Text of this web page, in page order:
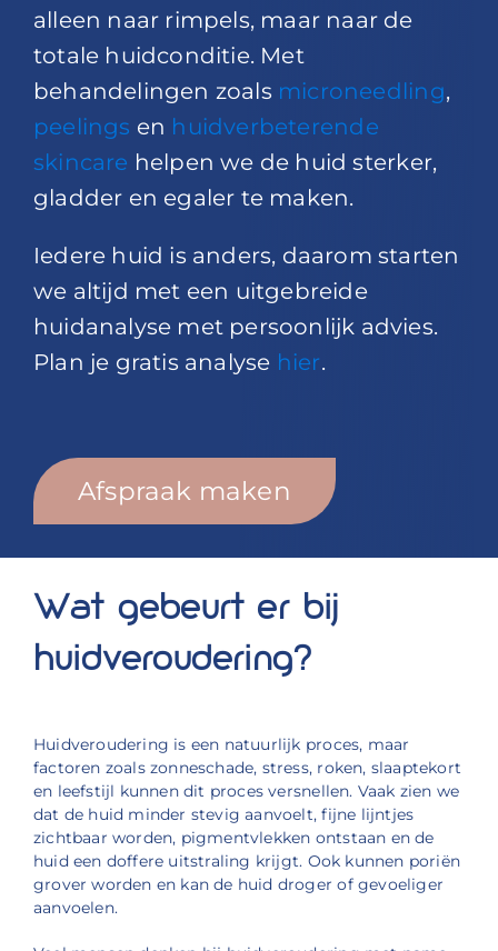
alleen naar rimpels, maar naar de
totale huidconditie. Met
behandelingen zoals microneedling,
peelings en huidverbeterende
skincare helpen we de huid sterker,
gladder en egaler te maken.
Iedere huid is anders, daarom starten
we altijd met een uitgebreide
huidanalyse met persoonlijk advies.
Plan je gratis analyse hier.
Afspraak maken
Wat gebeurt er bij
huidveroudering?
Huidveroudering is een natuurlijk proces, maar
factoren zoals zonneschade, stress, roken, slaaptekort
en leefstijl kunnen dit proces versnellen. Vaak zien we
dat de huid minder stevig aanvoelt, fijne lijntjes
zichtbaar worden, pigmentvlekken ontstaan en de
huid een doffere uitstraling krijgt. Ook kunnen poriën
grover worden en kan de huid droger of gevoeliger
aanvoelen.